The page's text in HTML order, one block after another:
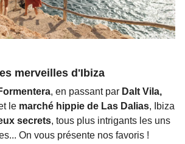
merveilles d'Ibiza
, en passant par Dalt Vila,
lemarché hippie de Las Dalias, Ibiza
secrets, tous plus intrigants les uns
On vous présente nos favoris !